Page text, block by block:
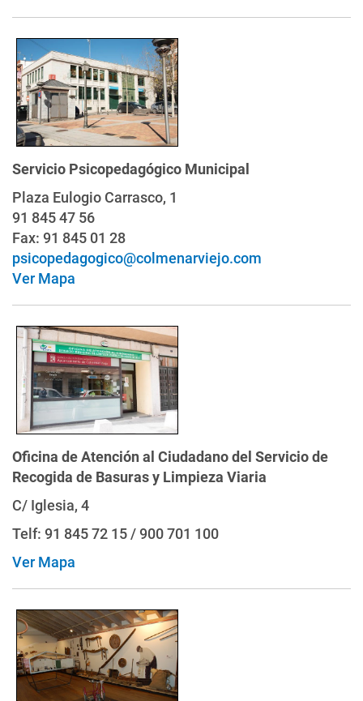
Servicio Psicopedagógico Municipal
Plaza Eulogio Carrasco, 1
91 845 47 56
Fax: 91 845 01 28
psicopedagogico@colmenarviejo.com
Ver Mapa
Oficina de Atención al Ciudadano del Servicio de
Recogida de Basuras y Limpieza Viaria
C/ Iglesia, 4
Telf: 91 845 72 15 / 900 701 100
Ver Mapa